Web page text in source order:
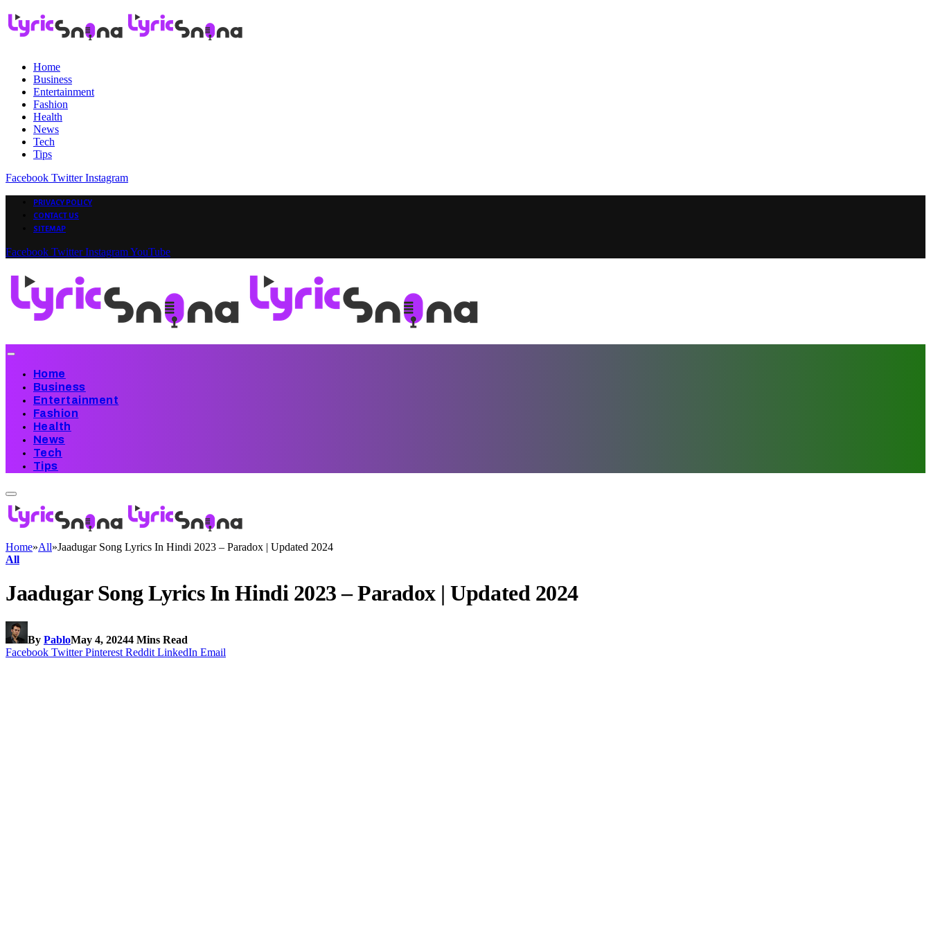
Home
Business
Entertainment
Fashion
Health
News
Tech
Tips
Facebook Twitter Instagram
PRIVACY POLICY
CONTACT US
SITEMAP
Facebook Twitter InstagramYouTube
Home
Business
Entertainment
Fashion
Health
News
Tech
Tips
Home»All»Jaadugar Song Lyrics In Hindi 2023 – Paradox | Updated 2024
All
Jaadugar Song Lyrics In Hindi 2023 – Paradox | Updated 2024
By PabloMay 4, 20244 Mins Read
Facebook Twitter Pinterest Reddit LinkedIn Email